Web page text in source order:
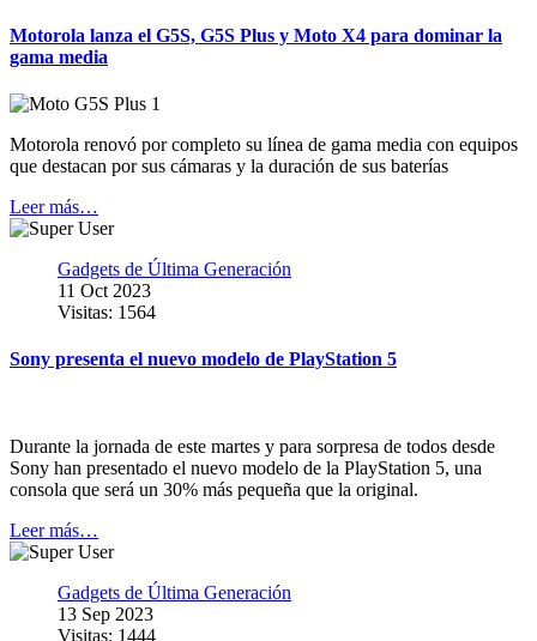
Motorola lanza el G5S, G5S Plus y Moto X4 para dominar la
gama media
Motorola renovó por completo su línea de gama media con equipos
que destacan por sus cámaras y la duración de sus baterías
Leer más…
Gadgets de Última Generación
11 Oct 2023
Visitas: 1564
Sony presenta el nuevo modelo de PlayStation 5
Durante la jornada de este martes y para sorpresa de todos desde
Sony han presentado el nuevo modelo de la PlayStation 5, una
consola que será un 30% más pequeña que la original.
Leer más…
Gadgets de Última Generación
13 Sep 2023
Visitas: 1444